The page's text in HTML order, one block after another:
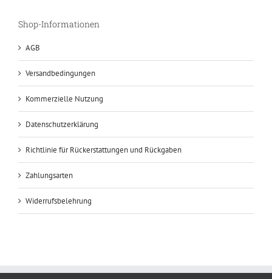
Shop-Informationen
AGB
Versandbedingungen
Kommerzielle Nutzung
Datenschutzerklärung
Richtlinie für Rückerstattungen und Rückgaben
Zahlungsarten
Widerrufsbelehrung